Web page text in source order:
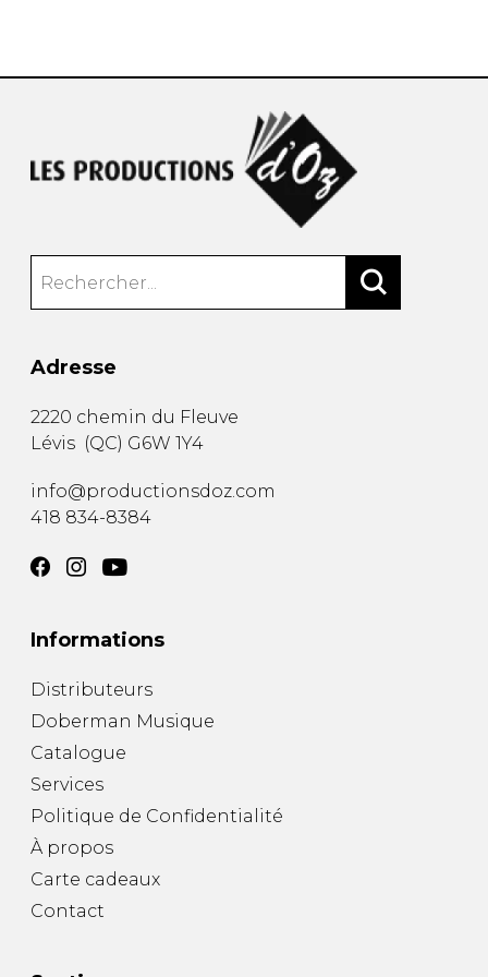
Adresse
2220 chemin du Fleuve
Lévis (QC) G6W 1Y4
info@productionsdoz.com
418 834-8384
Informations
Distributeurs
Doberman Musique
Catalogue
Services
Politique de Confidentialité
À propos
Carte cadeaux
Contact